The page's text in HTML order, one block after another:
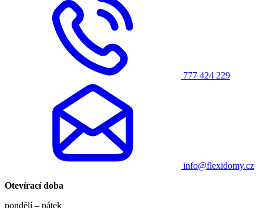
777 424 229
info@flexidomy.cz
Otevírací doba
pondělí – pátek